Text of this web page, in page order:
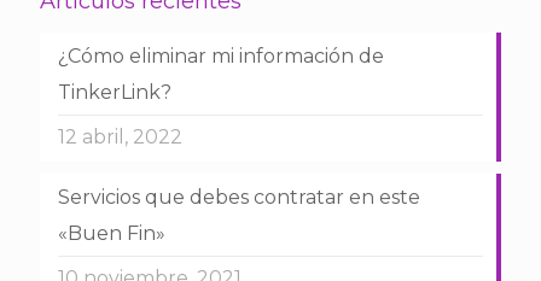
¿Cómo eliminar mi información de
TinkerLink?
12 abril, 2022
Servicios que debes contratar en este
«Buen Fin»